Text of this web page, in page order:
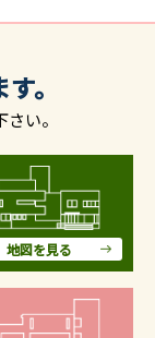
。
い。
地図を見る